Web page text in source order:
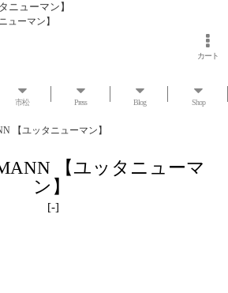
ューマン】
ューマン】
カート
市松 Press Blog Shop
【ユッタニューマン】
【ユッタニューマ
ン】
[-]